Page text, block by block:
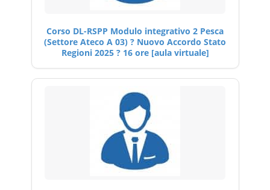
Corso DL-RSPP Modulo integrativo 2 Pesca
(Settore Ateco A 03) ? Nuovo Accordo Stato
Regioni 2025 ? 16 ore [aula virtuale]